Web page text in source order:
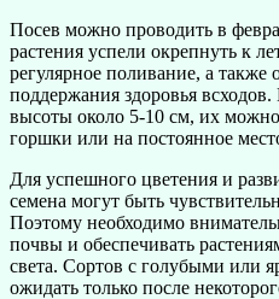
Посев можно проводить в
растения успели окрепнуть к
регулярное поливание, а
поддержания здоровья всходов.
высоты около 5-10 см, их
горшки или на постоянное
Для успешного цветения и
семена могут быть
Поэтому необходимо
почвы и обеспечивать
света. Сортов с голубыми или
ожидать только после